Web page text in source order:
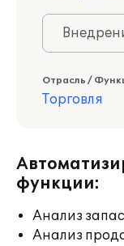
Отрасль /
Торговля
функции:
Анализ
Анализ